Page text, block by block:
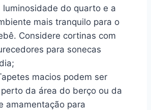
luminosidade do quarto e a
mais tranquilo para o
Considere cortinas com
para sonecas
macios podem ser
da área do berço ou da
amamentação para